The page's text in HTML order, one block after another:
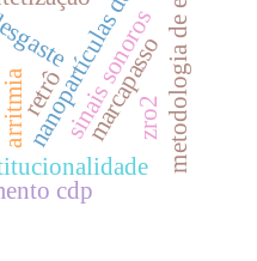
nanopartículas de tio2
cdp
retrô
arritmia sinais sonorosmetodologia de ensino
marcapasso
zro2